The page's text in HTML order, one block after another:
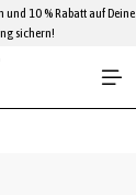
und 10 % Rabatt auf Deine
sichern!